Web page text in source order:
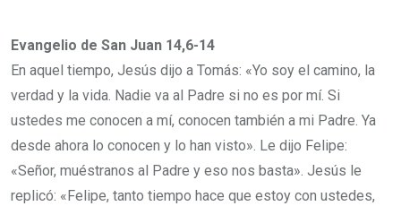
Evangelio de San Juan 14,6-14
En aquel tiempo, Jesús dijo a Tomás: «Yo soy el camino, la
verdad y la vida. Nadie va al Padre si no es por mí. Si
ustedes me conocen a mí, conocen también a mi Padre. Ya
desde ahora lo conocen y lo han visto». Le dijo Felipe:
«Señor, muéstranos al Padre y eso nos basta». Jesús le
replicó: «Felipe, tanto tiempo hace que estoy con ustedes,